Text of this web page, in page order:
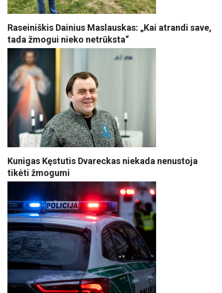
Raseiniškis Dainius Maslauskas: „Kai atrandi save,
tada žmogui nieko netrūksta“
Kunigas Kęstutis Dvareckas niekada nenustoja
tikėti žmogumi